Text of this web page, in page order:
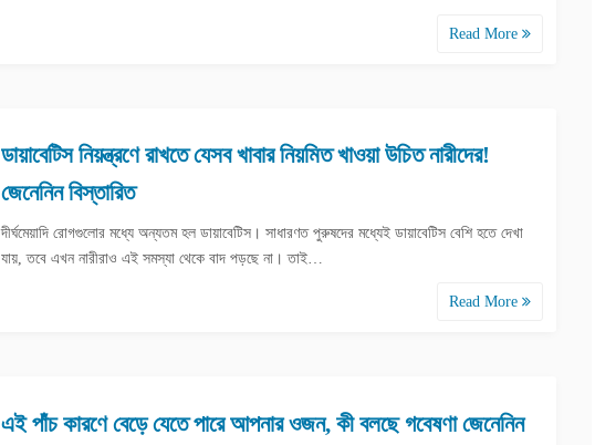
Read More
ডায়াবেটিস নিয়ন্ত্রণে রাখতে যেসব খাবার নিয়মিত খাওয়া উচিত নারীদের!
জেনেনিন বিস্তারিত
দীর্ঘমেয়াদি রোগগুলোর মধ্যে অন্যতম হল ডায়াবেটিস। সাধারণত পুরুষদের মধ্যেই ডায়াবেটিস বেশি হতে দেখা
যায়, তবে এখন নারীরাও এই সমস্যা থেকে বাদ পড়ছে না। তাই…
Read More
এই পাঁচ কারণে বেড়ে যেতে পারে আপনার ওজন, কী বলছে গবেষণা জেনেনিন